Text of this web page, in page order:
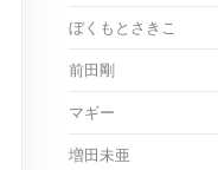
ぼくもとさきこ
前田剛
マギー
増田未亜